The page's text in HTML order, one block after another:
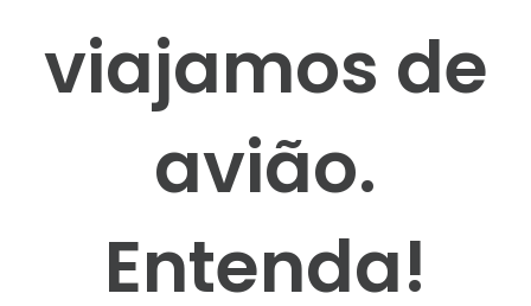
viajamos de
avião.
Entenda!